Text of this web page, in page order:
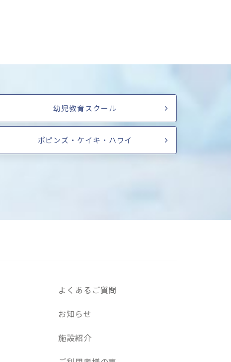
幼児教育スクール
ポピンズ・ケイキ・ハワイ
よくあるご質問
お知らせ
施設紹介